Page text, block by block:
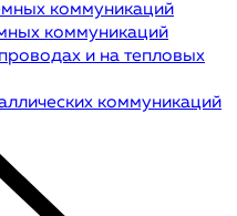
коммуникаций
коммуникаций
и на тепловых
коммуникаций